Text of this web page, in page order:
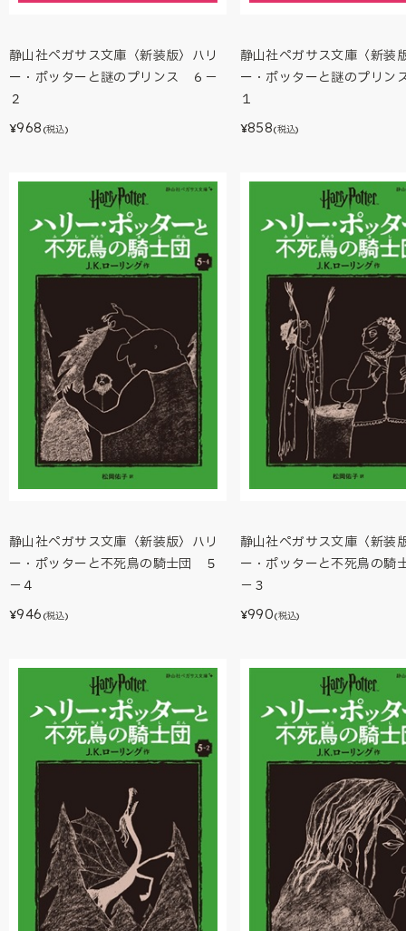
静山社ペガサス文庫〈新装版〉ハリ
ー・ポッターと謎のプリンス ６－
２
¥968 (税込)
静山社ペガサス文庫〈新装
ー・ポッターと謎のプリ
１
¥858(税込)
静山社ペガサス文庫〈新装版〉ハリ
ー・ポッターと不死鳥の騎士団 ５
－４
¥946 (税込)
静山社ペガサス文庫〈新装
ー・ポッターと不死鳥の
－３
¥990(税込)